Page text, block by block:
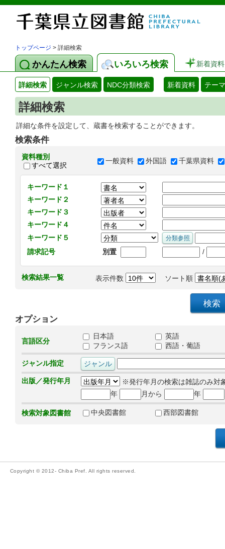
トップページ > 詳細検索
かんたん検索 いろいろ検索 新着資料
詳細検索 ジャンル検索 NDC分類検索 新着資料 テー
詳細検索
詳細な条件を設定して、蔵書を検索することができます。
検索条件
資料種別
すべて選択
一般資料 外国語 千葉県資料
キーワード１
キーワード２
キーワード３
キーワード４
キーワード５
請求記号
別置 /
検索結果一覧 表示件数 ソート順
オプション
言語区分
日本語
英語
フランス語
西語・葡語
ジャンル指定
出版／発行年月
※発行年月の検索は雑誌のみ対
年
月から 年
検索対象図書館 中央図書館 西部図書館
Copyright © 2012- Chiba Pref. All rights reserved.